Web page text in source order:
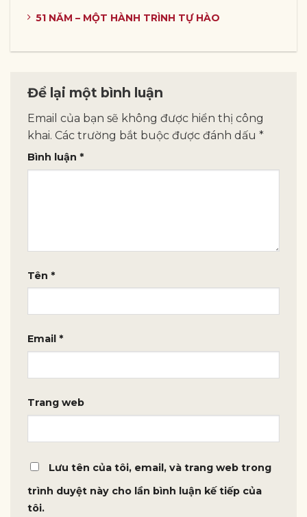
51 NĂM – MỘT HÀNH TRÌNH TỰ HÀO
Để lại một bình luận
Email của bạn sẽ không được hiển thị công
khai. Các trường bắt buộc được đánh dấu *
Bình luận *
Tên *
Email *
Trang web
Lưu tên của tôi, email, và trang web trong
trình duyệt này cho lần bình luận kế tiếp của
tôi.